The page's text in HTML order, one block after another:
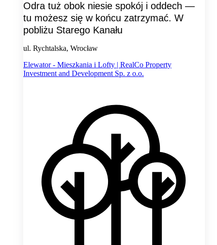
Odra tuż obok niesie spokój i oddech —
tu możesz się w końcu zatrzymać. W
pobliżu Starego Kanału
ul. Rychtalska, Wrocław
Elewator - Mieszkania i Lofty | RealCo Property
Investment and Development Sp. z o.o.